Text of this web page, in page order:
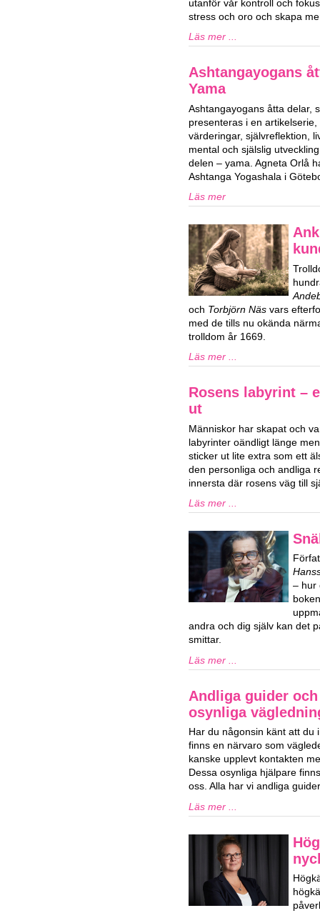
utanför vår kontroll och
stress och oro och skapa
Läs mer ...
Ashtangayogans
Yama
Ashtangayogans åtta delar,
presenteras i en
värderingar, självreflektion,
mental och själslig
delen – yama. Agneta Orlå
Ashtanga Yogashala i
Läs mer
och Torbjörn Näs vars
med de tills nu okända
trolldom år 1669.
Läs mer ...
Rosens labyrint –
ut
Människor har skapat och
labyrinter oändligt länge
sticker ut lite extra som ett
den personliga och andliga
innersta där rosens väg till
Läs mer ...
– hur
andra och dig själv kan det
smittar.
Läs mer ...
Andliga guider
osynliga
Har du någonsin känt att du
finns en närvaro som
kanske upplevt kontakten
Dessa osynliga hjälpare
oss. Alla har vi andliga
Läs mer ...